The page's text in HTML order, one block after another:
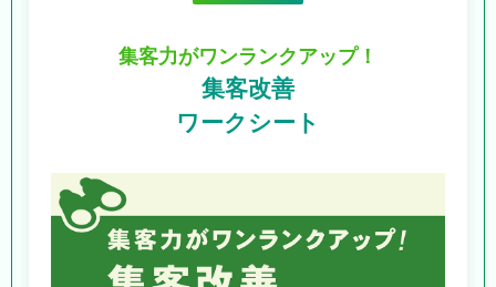
集客力がワンランクアップ！
集客改善
ワークシート